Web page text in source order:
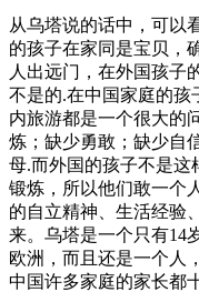
从乌塔说的话中，可以
的孩子在家同是宝贝，
人出远门，在外国孩子
不是的.在中国家庭的孩
内旅游都是一个很大的
炼；缺少勇敢；缺少自
母.而外国的孩子不是这
锻炼，所以他们敢一个
的自立精神、生活经验
来。乌塔是一个只有14
欧洲，而且还是一个人
中国许多家庭的家长都